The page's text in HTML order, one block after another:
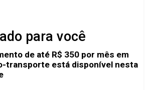
para você
de até R$ 350 por mês em
transporte está disponível nesta